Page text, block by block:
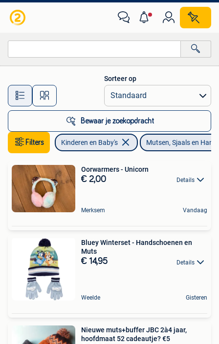
Alle afstanden…
Sorteer op
Bewaar je zoekopdracht
Filters Kinderen en Baby's Mutsen, Sjaals en
Oorwarmers - Unicorn
€ 2,00 Details
Merksem Vandaag
Bluey Winterset - Handschoenen en
Muts
€ 14,95 Details
Weelde Gisteren
Nieuwe muts+buffer JBC 2à4 jaar,
hoofdmaat 52 cadeautje? €5